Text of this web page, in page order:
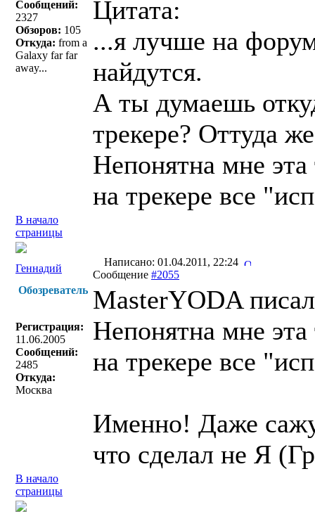
Сообщений:
2327
Обзоров: 105
Откуда: from a
Galaxy far far
away...
Цитата:
...я лучше на
найдутся.
А ты думаешь
трекере? Оттуда
Непонятна мне
на трекере все
В начало
страницы
Геннадий
Написано: 01.04.2011, 22:24
Сообщение #2055
Обозреватель
Регистрация:
11.06.2005
Сообщений:
2485
Откуда:
Москва
MasterYODA
Непонятна мне
на трекере все
Именно! Даже
что сделал не Я
В начало
страницы